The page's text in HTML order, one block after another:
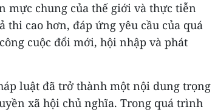
mực chung của thế giới và thực tiễn
cao hơn, đáp ứng yêu cầu của quá
cuộc đổi mới, hội nhập và phát
luật đã trở thành một nội dung trọng
xã hội chủ nghĩa. Trong quá trình